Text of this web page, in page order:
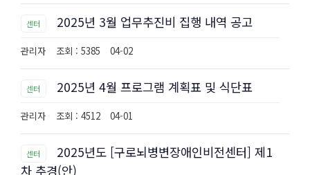
센터 2025년 3월 업무추진비 집행 내역 공고
관리자 조회 : 5385 04-02
센터 2025년 4월 프로그램 계획표 및 식단표
관리자 조회 : 4512 04-01
센터
2025년도 [구로뇌병변장애인비전센터] 제1
차 추경(안)